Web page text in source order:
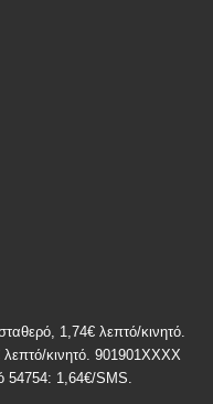
1,74€ λεπτό/κινητό.
κινητό. 901901ΧΧΧΧ
54754: 1,64€/SMS.